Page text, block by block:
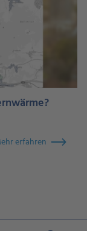
erfahren